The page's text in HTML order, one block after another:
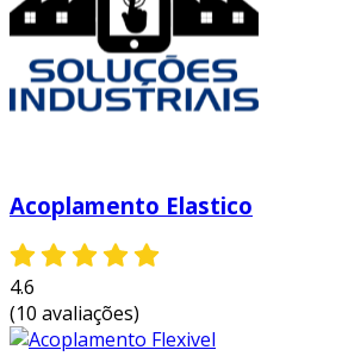
acoplamento
os acoplamentos oferecem uma série
vantagens e benefícios que
eficiência dos sistemas mecânicos.
acoplamentos foram projetados
absorver desalinhamentos entre
minimizando desgaste e danos ao
equipamento.
absorção de vibrações:
Acoplamento Elastico
4.6
(10 avaliações)